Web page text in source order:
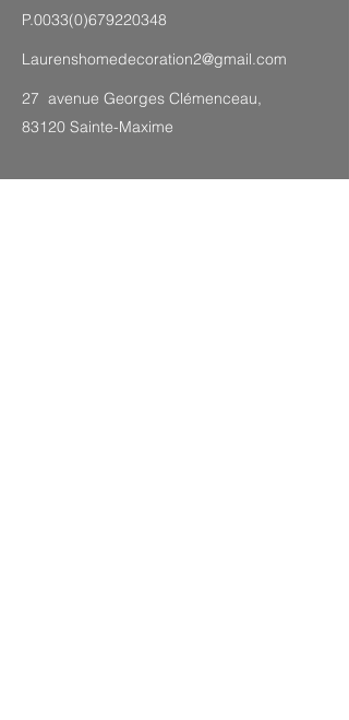
P.0033(0)679220348
Laurenshomedecoration2@gmail.com
27 avenue Georges Clémenceau,
83120 Sainte-Maxime